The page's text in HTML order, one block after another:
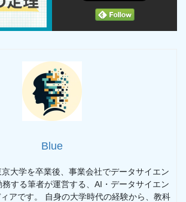
Blue
大学を卒業後、事業会社でデータサイエン
する筆者が運営する、AI・データサイエン
アです。 自身の大学時代の経験から、教科